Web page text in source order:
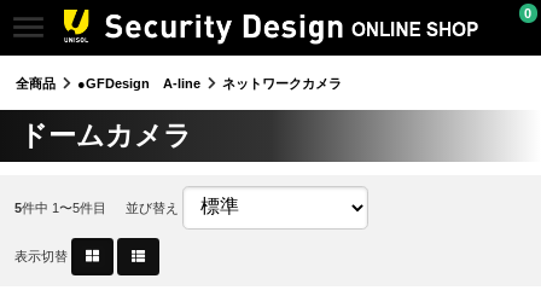
0
全商品 ●GFDesign A-line ネットワークカメラ
ドームカメラ
5件中 1〜5件目 並び替え
表示切替